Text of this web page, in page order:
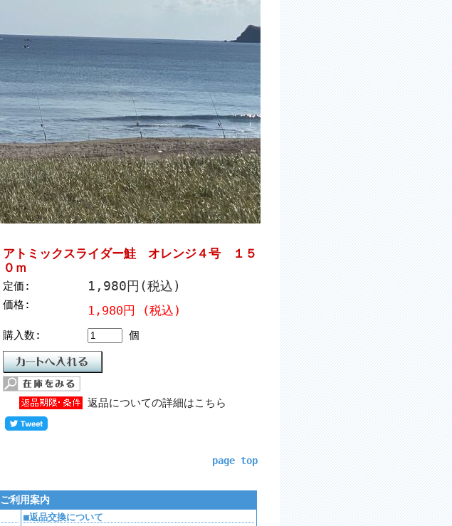
アトミックスライダー鮭 オレンジ４号 １５
０ｍ
定価: 1,980円(税込)
価格: 1,980円 (税込)
購入数: 個
返品についての詳細はこちら
page top
ご利用案内
■返品交換について